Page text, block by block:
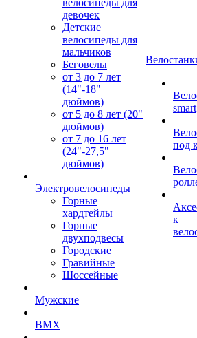
велосипеды для
девочек
Детские
велосипеды для
мальчиков
Беговелы
от 3 до 7 лет
(14"-18"
дюймов)
от 5 до 8 лет (20"
дюймов)
от 7 до 16 лет
(24"-27,5"
дюймов)
Электровелосипеды
Горные
хардтейлы
Горные
двухподвесы
Городские
Гравийные
Шоссейные
Мужские
BMX
smart
под
к